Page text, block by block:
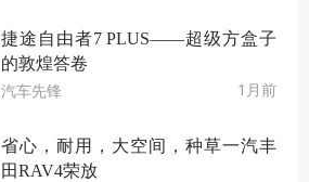
捷途自由者7 PLUS——超级方盒子
的敦煌答卷
汽车先锋 1月前
省心，耐用，大空间，种草一汽丰
田RAV4荣放